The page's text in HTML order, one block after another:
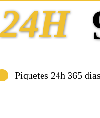
Piquetes 24h 365
24H